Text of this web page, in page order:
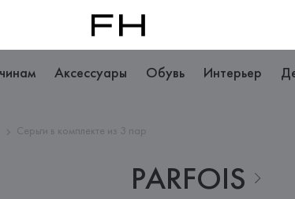
Аксессуары Обувь Интерьер
Серьги в комплекте из 3 пар
PARFOIS